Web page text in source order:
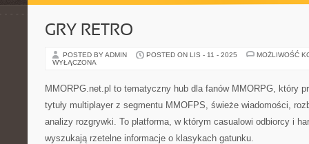
GRY RETRO
POSTED BY ADMIN POSTED ON LIS - 11 - 2025
MOŻLIWOŚĆ
WYŁĄCZONA
MMORPG.net.pl to tematyczny hub dla fanów MMORPG, który
tytuły multiplayer z segmentu MMOFPS, świeże wiadomości,
analizy rozgrywki. To platforma, w którym casualowi odbiorcy i
wyszukają rzetelne informacje o klasykach gatunku.